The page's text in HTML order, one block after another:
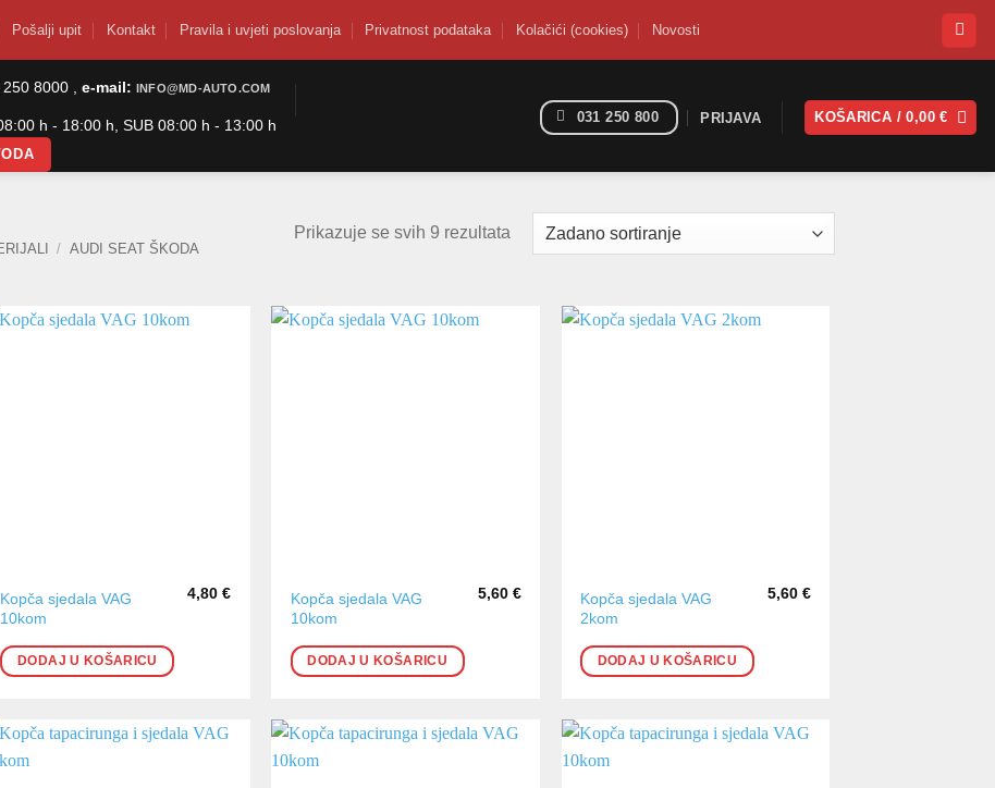
Pošalji upit Kontakt Pravila i uvjeti poslovanja Privatnost podataka Kolačići (cookies) Novosti
8000 , e-mail: INFO@MD-AUTO.COM
h - 18:00 h, SUB 08:00 h - 13:00 h
031 250 800 PRIJAVA KOŠARICA /0,00€
/ AUDI SEAT ŠKODA
Prikazuje se svih 9 rezultata
Kopča sjedala VAG
10kom
4,80€
DODAJ U KOŠARICU
Kopča sjedala VAG
10kom
5,60 €
DODAJ U KOŠARICU
Kopča sjedala VAG
2kom
5,60 €
DODAJ U KOŠARICU